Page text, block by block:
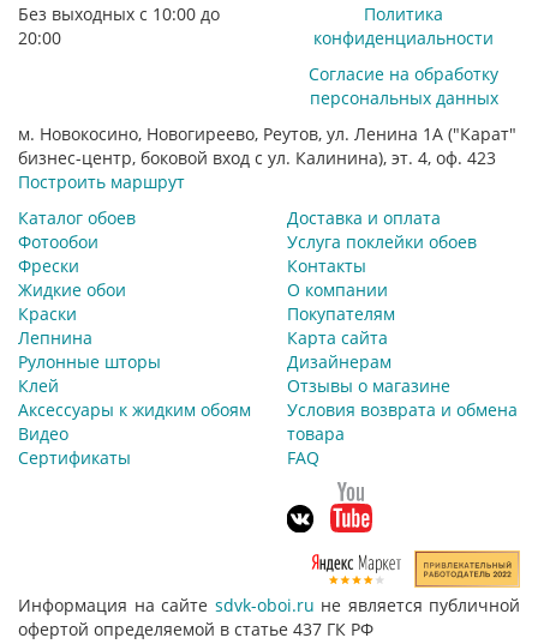
Без выходных с 10:00 до
20:00
Политика
конфиденциальности
Согласие на обработку
персональных данных
м. Новокосино, Новогиреево, Реутов, ул. Ленина 1А ("Карат"
бизнес-центр, боковой вход с ул. Калинина), эт. 4, оф. 423
Построить маршрут
Каталог обоев
Фотообои
Фрески
Жидкие обои
Краски
Лепнина
Рулонные шторы
Клей
Аксессуары к жидким обоям
Видео
Сертификаты
Доставка и оплата
Услуга поклейки обоев
Контакты
О компании
Покупателям
Карта сайта
Дизайнерам
Отзывы о магазине
Условия возврата и обмена
товара
FAQ
Информация на сайте sdvk-oboi.ru не является публичной
офертой определяемой в статье 437 ГК РФ